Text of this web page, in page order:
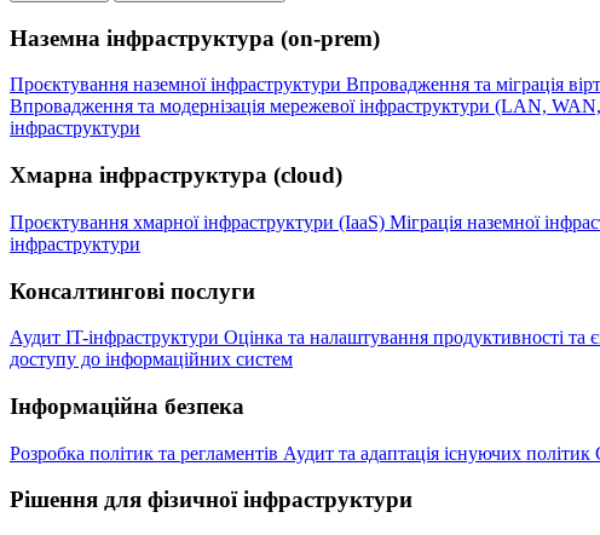
Наземна інфраструктура (on-prem)
Проєктування наземної інфраструктури Впровадження та міграція
Впровадження та модернізація мережевої інфраструктури (LAN,
інфраструктури
Хмарна інфраструктура (cloud)
Проєктування хмарної інфраструктури (IaaS) Міграція наземної
інфраструктури
Консалтингові послуги
Аудит IT-інфраструктури Оцінка та налаштування продуктивності та
доступу до інформаційних систем
Інформаційна безпека
Розробка політик та регламентів Аудит та адаптація існуючих політик
Рішення для фізичної інфраструктури